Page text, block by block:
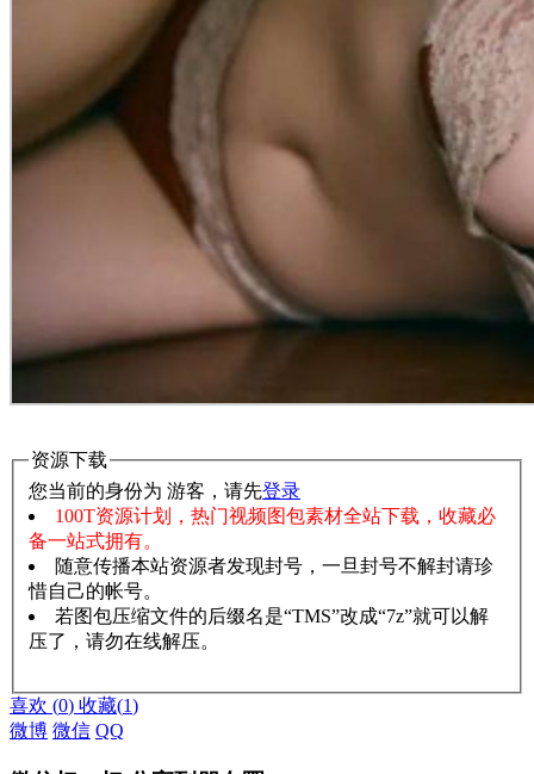
资源下载
您当前的身份为 游客，请先登录
100T资源计划，热门视频图包素材全站下载，收藏必
备一站式拥有。
随意传播本站资源者发现封号，一旦封号不解封请珍
惜自己的帐号。
若图包压缩文件的后缀名是“TMS”改成“7z”就可以解
压了，请勿在线解压。
喜欢 (0) 收藏(1)
微博 微信 QQ